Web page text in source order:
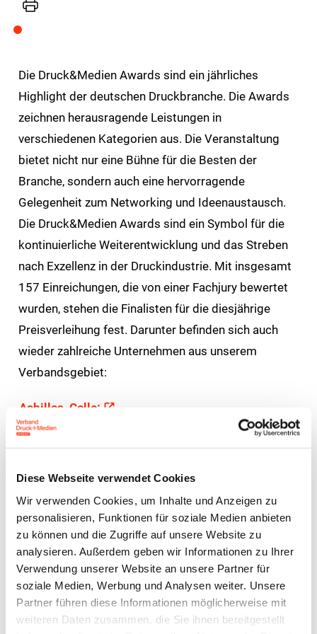
Diese Webseite verwendet Cookies
Wir verwenden Cookies, um Inhalte und Anzeigen zu
personalisieren, Funktionen für soziale Medien anbieten
zu können und die Zugriffe auf unsere Website zu
analysieren. Außerdem geben wir Informationen zu Ihrer
Verwendung unserer Website an unsere Partner für
soziale Medien, Werbung und Analysen weiter. Unsere
Partner führen diese Informationen möglicherweise mit
weiteren Daten zusammen, die Sie ihnen bereitgestellt
Drucker
Die Druck&Medien Awards sind ein jährliches
Highlight der deutschen Druckbranche. Die Awards
zeichnen herausragende Leistungen in
verschiedenen Kategorien aus. Die Veranstaltung
bietet nicht nur eine Bühne für die Besten der
Branche, sondern auch eine hervorragende
Gelegenheit zum Networking und Ideenaustausch.
Die Druck&Medien Awards sind ein Symbol für die
kontinuierliche Weiterentwicklung und das Streben
nach Exzellenz in der Druckindustrie. Mit insgesamt
157 Einreichungen, die von einer Fachjury bewertet
wurden, stehen die Finalisten für die diesjährige
Preisverleihung fest. Darunter befinden sich auch
wieder zahlreiche Unternehmen aus unserem
Verbandsgebiet:
Achilles, Celle:
des Jahres
Beisner Druck, Buchholz in der Nordheide:
Der Steinbeis Papier Award – Recyclingpapier-
Drucker des Jahres